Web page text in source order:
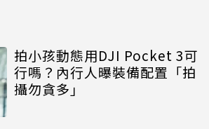
拍小孩動態用DJI Pocket 3可
行嗎？內行人曝裝備配置「拍
攝勿貪多」